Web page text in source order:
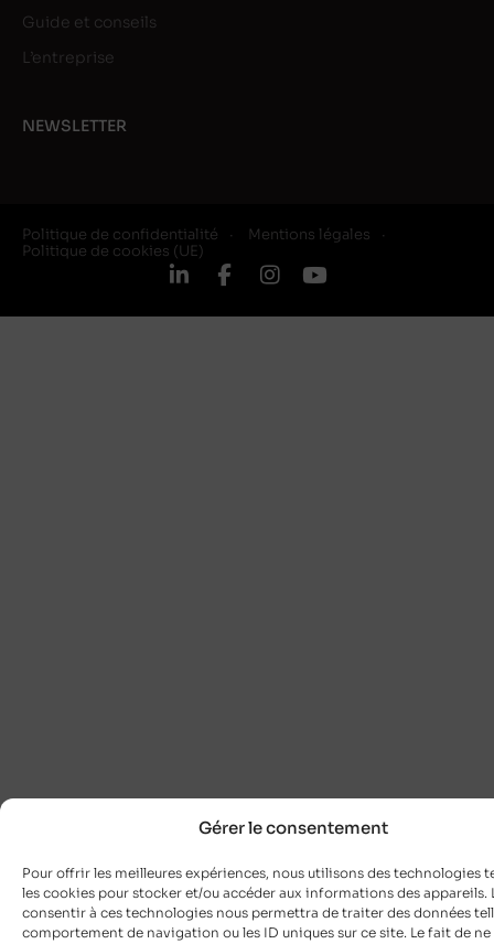
Gérer le consentement
Pour offrir les meilleures expériences, nous utilisons des technologies
les cookies pour stocker et/ou accéder aux informations des appareils.
consentir à ces technologies nous permettra de traiter des données
comportement de navigation ou les ID uniques sur ce site. Le fait de ne
Guide et conseils
L’entreprise
NEWSLETTER
Politique de confidentialité
Mentions légales
Politique de cookies (UE)